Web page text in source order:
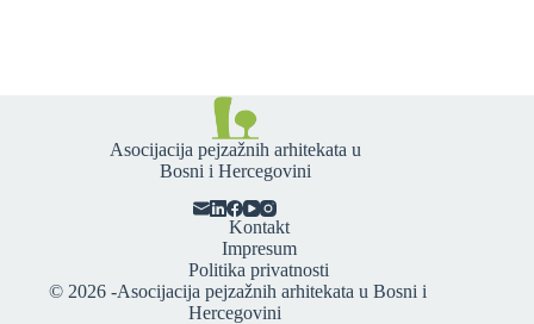
Asocijacija pejzažnih arhitekata u
Bosni i Hercegovini
Kontakt
Impresum
Politika privatnosti
© 2026 -Asocijacija pejzažnih arhitekata u Bosni i
Hercegovini